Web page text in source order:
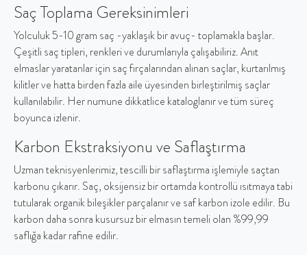
Saç Toplama Gereksinimleri
Yolculuk 5-10 gram saç -yaklaşık bir avuç- toplamakla başlar.
Çeşitli saç tipleri, renkleri ve durumlarıyla çalışabiliriz. Anıt
elmaslar yaratanlar için saç fırçalarından alınan saçlar, kurtarılmış
kilitler ve hatta birden fazla aile üyesinden birleştirilmiş saçlar
kullanılabilir. Her numune dikkatlice kataloglanır ve tüm süreç
boyunca izlenir.
Karbon Ekstraksiyonu ve Saflaştırma
Uzman teknisyenlerimiz, tescilli bir saflaştırma işlemiyle saçtan
karbonu çıkarır. Saç, oksijensiz bir ortamda kontrollü ısıtmaya tabi
tutularak organik bileşikler parçalanır ve saf karbon izole edilir. Bu
karbon daha sonra kusursuz bir elmasın temeli olan %99,99
saflığa kadar rafine edilir.